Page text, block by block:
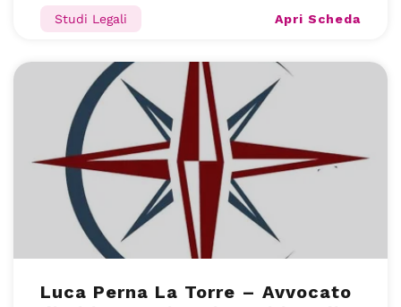
Studi Legali Apri Scheda
Luca Perna La Torre – Avvocato